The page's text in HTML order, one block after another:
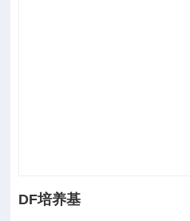
DF培养基